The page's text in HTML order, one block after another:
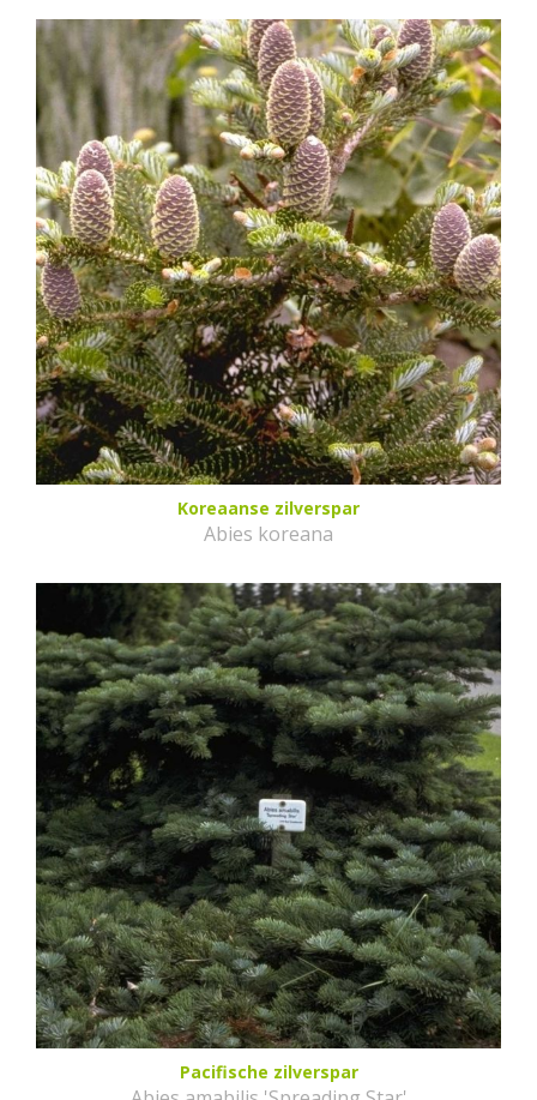
Koreaanse zilverspar
Abies koreana
Pacifische zilverspar